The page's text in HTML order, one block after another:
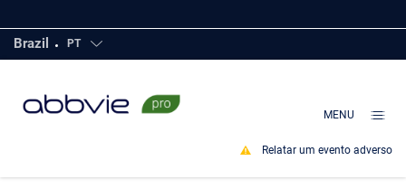
para
conteúdo
principal
Brazil PT Click to open countries
MENU
Relatar um evento adverso